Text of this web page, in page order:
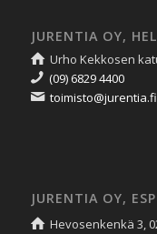
JURENTIA OY,
Urho Kekkosen
(09) 6829 4400
toimisto@jurentia.fi
JURENTIA OY,
Hevosenkenkä 3,